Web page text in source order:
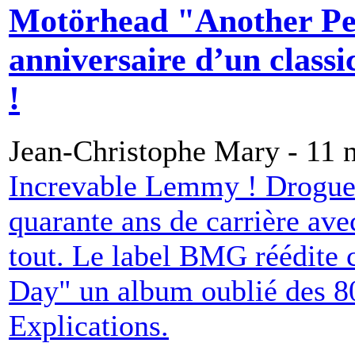
Motörhead "Another
anniversaire d’un
!
Jean-Christophe Mary - 11
Increvable Lemmy !
quarante ans de carrière
tout. Le label BMG réédite
Day" un album oublié des
Explications.